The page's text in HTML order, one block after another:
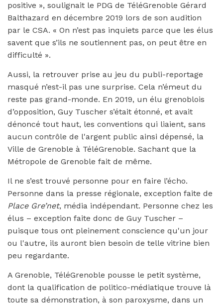
positive », soulignait le PDG de TéléGrenoble Gérard
Balthazard en décembre 2019 lors de son audition
par le CSA. « On n’est pas inquiets parce que les élus
savent que s’ils ne soutiennent pas, on peut être en
difficulté ».
Aussi, la retrouver prise au jeu du publi-reportage
masqué n’est-il pas une surprise. Cela n’émeut du
reste pas grand-monde. En 2019, un élu grenoblois
d’opposition, Guy Tuscher s’était étonné, et avait
dénoncé tout haut, les conventions qui liaient, sans
aucun contrôle de l'argent public ainsi dépensé, la
Ville de Grenoble à TéléGrenoble. Sachant que la
Métropole de Grenoble fait de même.
Il ne s’est trouvé personne pour en faire l’écho.
Personne dans la presse régionale, exception faite de
Place Gre’net, média indépendant. Personne chez les
élus – exception faite donc de Guy Tuscher –
puisque tous ont pleinement conscience qu'un jour
ou l'autre, ils auront bien besoin de telle vitrine bien
peu regardante.
A Grenoble, TéléGrenoble pousse le petit système,
dont la qualification de politico-médiatique trouve là
toute sa démonstration, à son paroxysme, dans un